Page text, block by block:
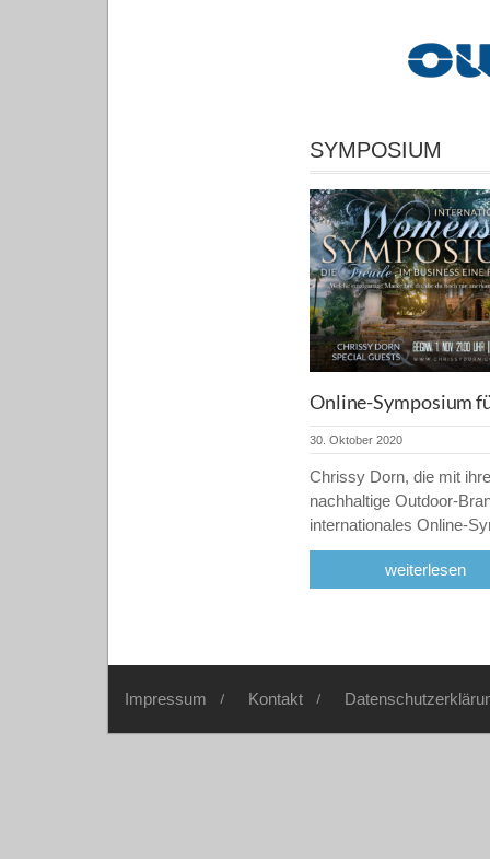
SYMPOSIUM
Online-Symposium
30. Oktober 2020
Chrissy Dorn, die mit
nachhaltige Outdoor-
internationales Online-
weiterlesen
Impressum Kontakt